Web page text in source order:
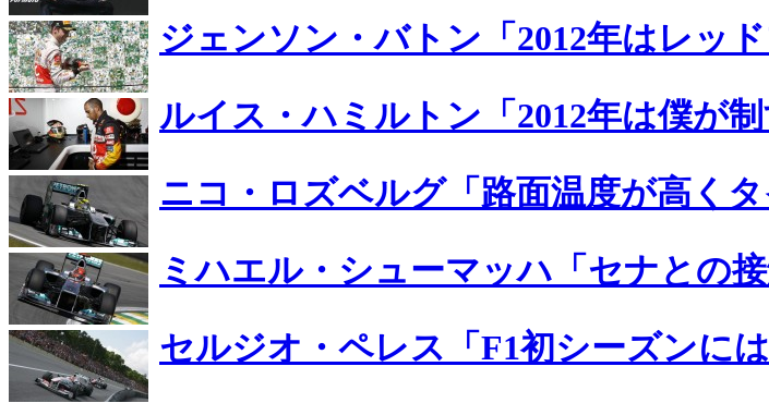
ジェンソン・バトン「2012年はレッ
ルイス・ハミルトン「2012年は僕が制
ニコ・ロズベルグ「路面温度が高く
ミハエル・シューマッハ「セナとの
セルジオ・ペレス「F1初シーズンには